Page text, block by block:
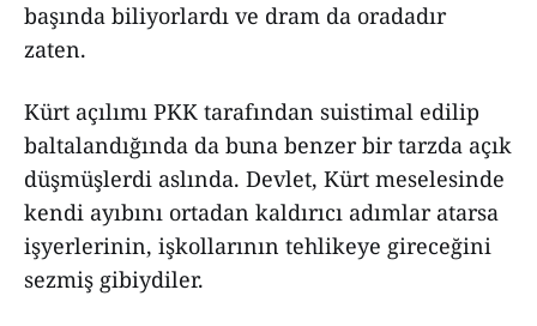
başında biliyorlardı ve dram da oradadır
zaten.
Kürt açılımı PKK tarafından suistimal edilip
baltalandığında da buna benzer bir tarzda açık
düşmüşlerdi aslında. Devlet, Kürt meselesinde
kendi ayıbını ortadan kaldırıcı adımlar atarsa
işyerlerinin, işkollarının tehlikeye gireceğini
sezmiş gibiydiler.